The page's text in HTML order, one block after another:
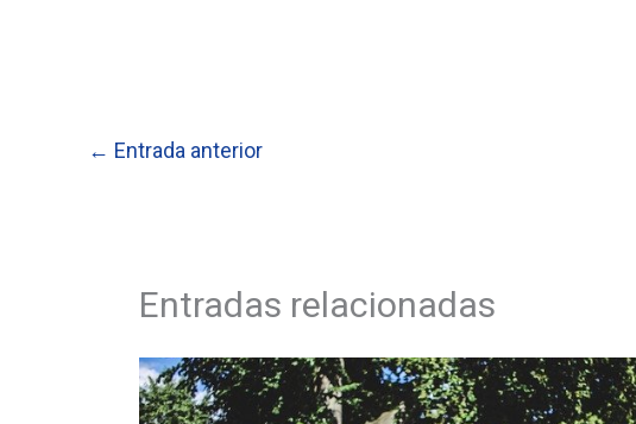
← Entrada anterior
Entradas relacionadas